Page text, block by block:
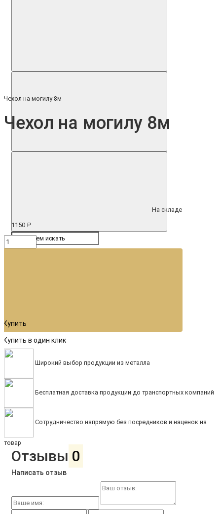
Чехол на могилу 8м
Чехол на могилу 8м
На складе
1150 ₽
Купить
Купить в один клик
Широкий выбор продукции из металла
Бесплатная доставка продукции до транспортных компаний
Сотрудничество напрямую без посредников и наценок на
товар
Отзывы 0
Написать отзыв